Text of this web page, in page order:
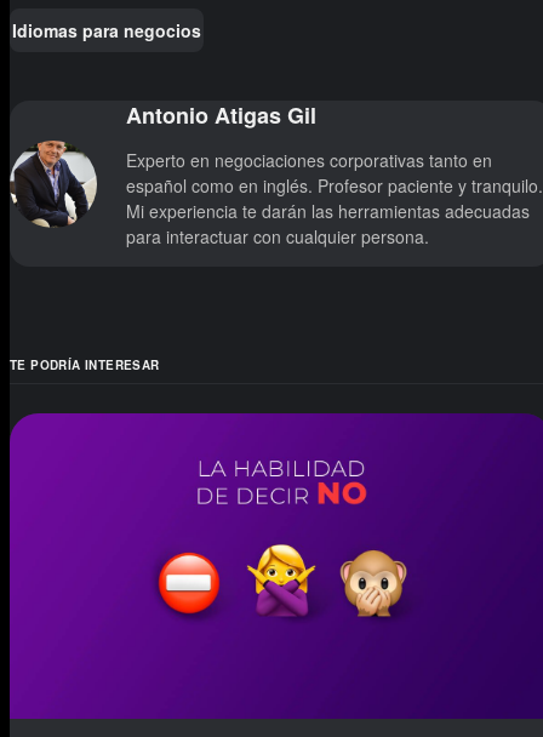
Idiomas para negocios
Antonio Atigas Gil
Experto en negociaciones corporativas tanto en
español como en inglés. Profesor paciente y tranquilo.
Mi experiencia te darán las herramientas adecuadas
para interactuar con cualquier persona.
TE PODRÍA INTERESAR